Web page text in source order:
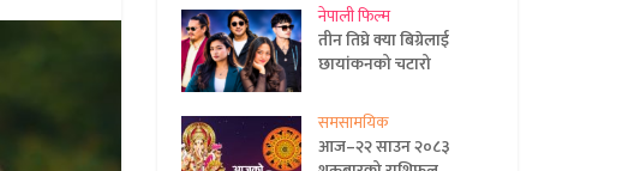
नेपाली फिल्म
तीन तिघ्रे क्या बिग्रेलाई
छायांकनको चटारो
समसामयिक
आज–२२ साउन २०८३